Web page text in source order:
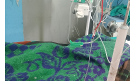
मधेश
विशेष
राजनीति